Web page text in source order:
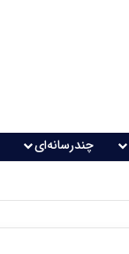
چندرسانه‌ای